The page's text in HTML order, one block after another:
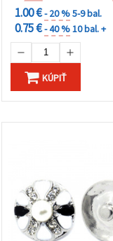
1.00 €- 20 %5-9 bal.
0.75 €- 40 %10 bal. +
KÚPIŤ